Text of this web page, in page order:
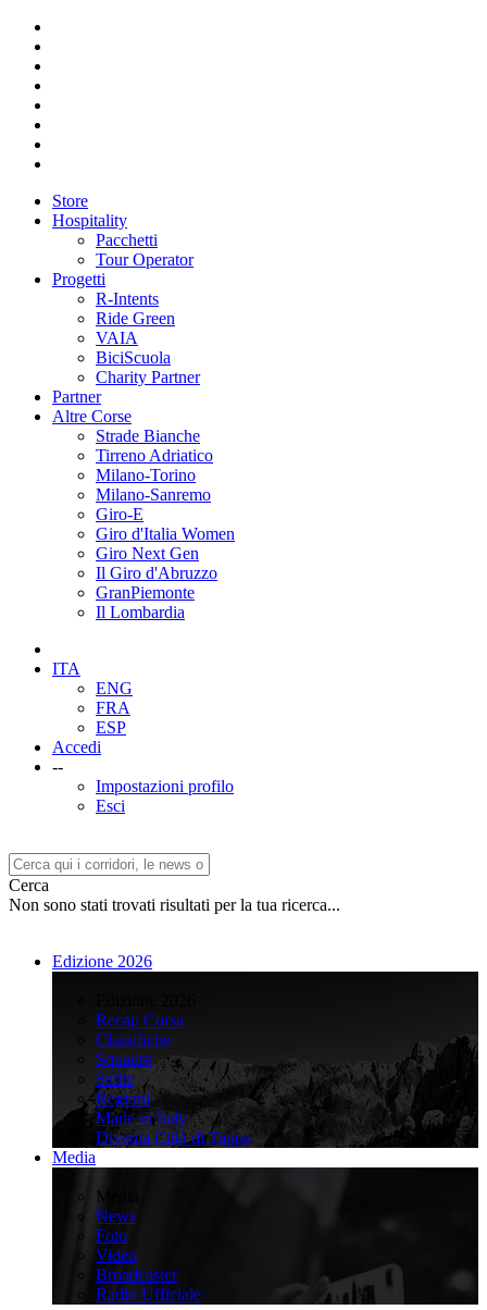
Store
Hospitality
Pacchetti
Tour Operator
Progetti
R-Intents
Ride Green
VAIA
BiciScuola
Charity Partner
Partner
Altre Corse
Strade Bianche
Tirreno Adriatico
Milano-Torino
Milano-Sanremo
Giro-E
Giro d'Italia Women
Giro Next Gen
Il Giro d'Abruzzo
GranPiemonte
Il Lombardia
ITA
ENG
FRA
ESP
Accedi
--
Impostazioni profilo
Esci
Cerca
Non sono stati trovati risultati per la tua ricerca...
Edizione 2026
Recap Corsa
Classifiche
Squadre
Salite
Regioni
Made in Italy
Diventa Città di Tappa
Media
Media
News
Foto
Video
Broadcaster
Radio Ufficiale